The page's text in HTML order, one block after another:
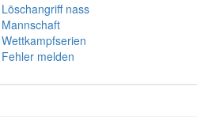
Löschangriff nass
Mannschaft
Wettkampfserien
Fehler melden